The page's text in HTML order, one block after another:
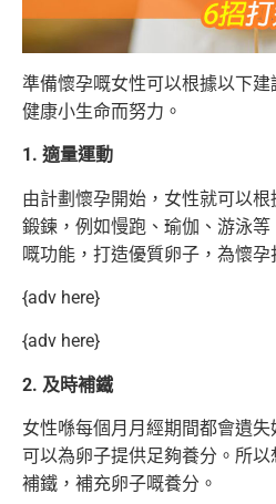
準備懷孕嘅女性可以根據以下
健康小生命而努力。
1. 適量運動
由計劃懷孕開始，女性就可以
鍛鍊，例如慢跑、瑜伽、游泳
嘅功能，打造優質卵子，為懷孕
{adv here}
{adv here}
2. 及時補鐵
女性喺每個月月經期間都會遺
可以為卵子提供足夠養分。所
補鐵，補充卵子嘅養分。